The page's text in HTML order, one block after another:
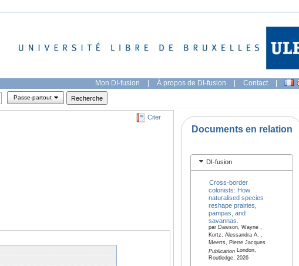
Mon DI-fusion | À propos de DI-fusion | Contact |
Passe-partout
Citer
Documents en relation
DI-fusion
Cross-border
colonists: How
naturalised species
reshape prairies,
pampas, and
savannas.
par Dawson, Wayne ,
Kortz, Alessandra A. ,
Meerts, Pierre Jacques
PublicationLondon,
Routledge, 2026